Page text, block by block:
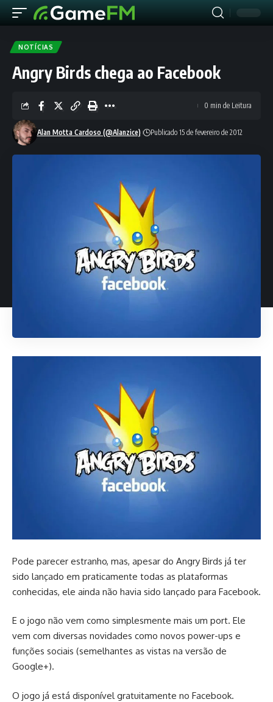
NOTÍCIAS
Angry Birds chega ao Facebook
Alan Motta Cardoso (@Alanzice) Publicado 15 de fevereiro de 2012
0 min de Leitura
Pode parecer estranho, mas, apesar do Angry Birds já ter
sido lançado em praticamente todas as plataformas
conhecidas, ele ainda não havia sido lançado para Facebook.
E o jogo não vem como simplesmente mais um port. Ele
vem com diversas novidades como novos power-ups e
funções sociais (semelhantes as vistas na versão de
Google+).
O jogo já está disponível gratuitamente no Facebook.